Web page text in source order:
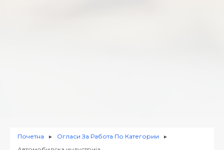
Почетна ► Огласи За Работа По Категории ►